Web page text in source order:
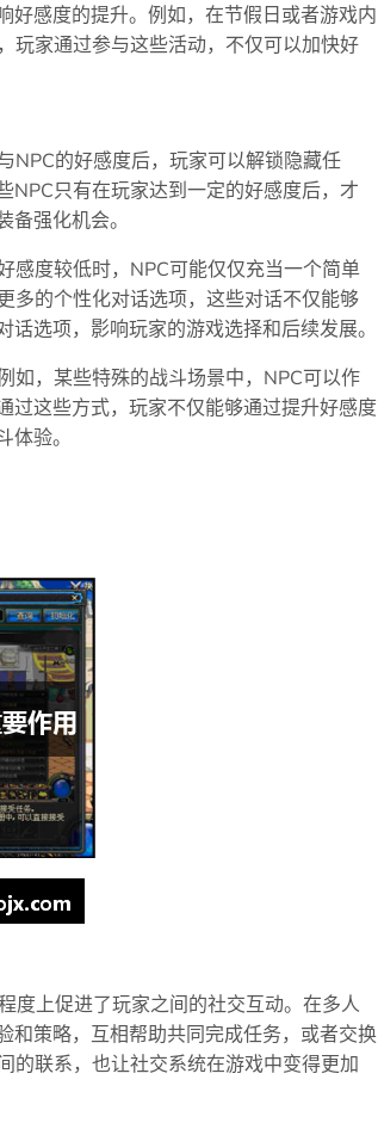
好感度的提升。例如，在节假日或者游戏内
玩家通过参与这些活动，不仅可以加快好
NPC的好感度后，玩家可以解锁隐藏任
NPC只有在玩家达到一定的好感度后，才
强化机会。
感度较低时，NPC可能仅仅充当一个简单
多的个性化对话选项，这些对话不仅能够
选项，影响玩家的游戏选择和后续发展。
如，某些特殊的战斗场景中，NPC可以作
过这些方式，玩家不仅能够通过提升好感度
验。
度上促进了玩家之间的社交互动。在多人
和策略，互相帮助共同完成任务，或者交换
的联系，也让社交系统在游戏中变得更加